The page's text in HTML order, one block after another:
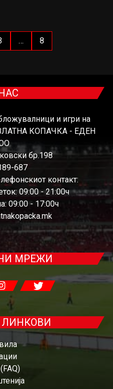
… 8
и игри на
ЗЛАТНА КОПАЧКА - ЕДЕН
бр.198
687
контакт:
09:00 - 21:00ч
09:00 - 17:00ч
МРЕЖИ